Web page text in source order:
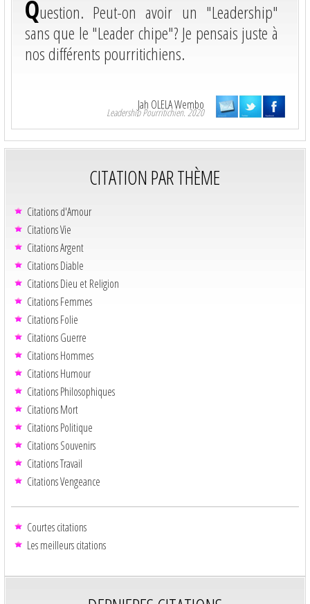
Question. Peut-on avoir un "Leadership"
sans que le "Leader chipe"? Je pensais juste à
nos différents pourritichiens.
Jah OLELA Wembo
Leadership Pourritichien. 2020
CITATION PAR THÈME
Citations d'Amour
Citations Vie
Citations Argent
Citations Diable
Citations Dieu et Religion
Citations Femmes
Citations Folie
Citations Guerre
Citations Hommes
Citations Humour
Citations Philosophiques
Citations Mort
Citations Politique
Citations Souvenirs
Citations Travail
Citations Vengeance
Courtes citations
Les meilleurs citations